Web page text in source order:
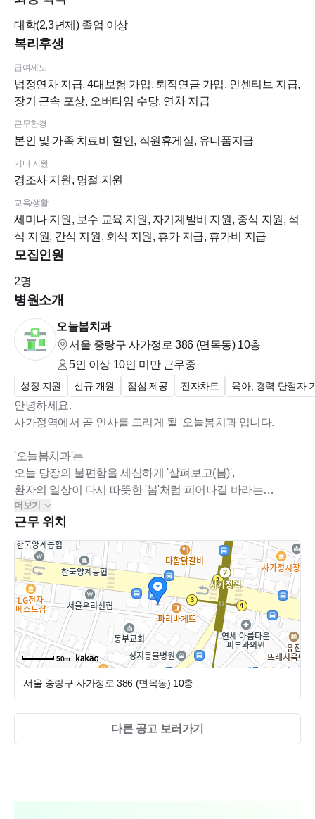
안녕하세요.
'오늘봄치과'는
오늘 당장의 불편함을 세심하게 '살펴보고(봄)',
환자의 일상이 다시 따뜻한 '봄'처럼 피어나길 바라는 두가지 마
음을 담고 있습니다.
무르지 않고
5년 뒤에도, 10년 뒤에도 맛있는 음식을 즐기고 사랑하는 사람
들과 활짝 웃을 수 있는 건강한 미래를 만들어드리고 싶습니다.
우리의 역할이 무엇인지를 충분히 이해하고 있는 자신감과 다
정함에서 나온다고 믿습니다.
스스로의 일을 소중히 여기는 마음이 모여 자연스럽게 배어 나
오는 그런 '기분 좋은 든든함'을 환자분들
에게 드리고자 합니다.
화려한 겉모습보다 중요한 것은 그 공간을 채울 사람들의 온기
입니다.
대학(2,3년제)졸업 이상
복리후생
급여제도
법정연차 지급, 4대보험 가입, 퇴직연금 가입, 인센티브 지급,
장기 근속 포상, 오버타임 수당, 연차 지급
근무환경
본인 및 가족 치료비 할인, 직원휴게실, 유니폼지급
기타 지원
경조사 지원, 명절 지원
교육/생활
세미나 지원, 보수 교육 지원, 자기계발비 지원, 중식 지원, 석
식 지원, 간식 지원, 회식 지원, 휴가 지급, 휴가비 지급
모집인원
2명
병원소개
오늘봄치과
서울 중랑구 사가정로 386 (면목동) 10층
5인 이상 10인 미만근무중
성장 지원 신규 개원 점심 제공 전자차트 육아, 경력 단절자
안녕하세요.
사가정역에서 곧 인사를 드리게 될 '오늘봄치과'입니다.
'오늘봄치과'는
오늘 당장의 불편함을 세심하게 '살펴보고(봄)',
환자의 일상이 다시 따뜻한 '봄'처럼 피어나길 바라는
두가지 마음을 담고 있습니다.
오늘 당장의 통증을 덜어드리는 것은 당연한 일이며 거기에
머무르지 않고
5년 뒤에도, 10년 뒤에도 맛있는 음식을 즐기고 사랑하는 사
람들과 활짝 웃을 수 있는 건강한 미래를 만들어 드리고 싶습
니다.
환자의 신뢰를 얻는 것은 단순한 친절이 아닌
우리의 역할이 무엇인지를 충분히 이해하고 있는 자신감과
스스로의 일을 소중히 여기는 마음이 모여 자연스럽게 배어
더보기
근무 위치
50m
서울 중랑구 사가정로 386 (면목동) 10층
다른 공고 보러가기